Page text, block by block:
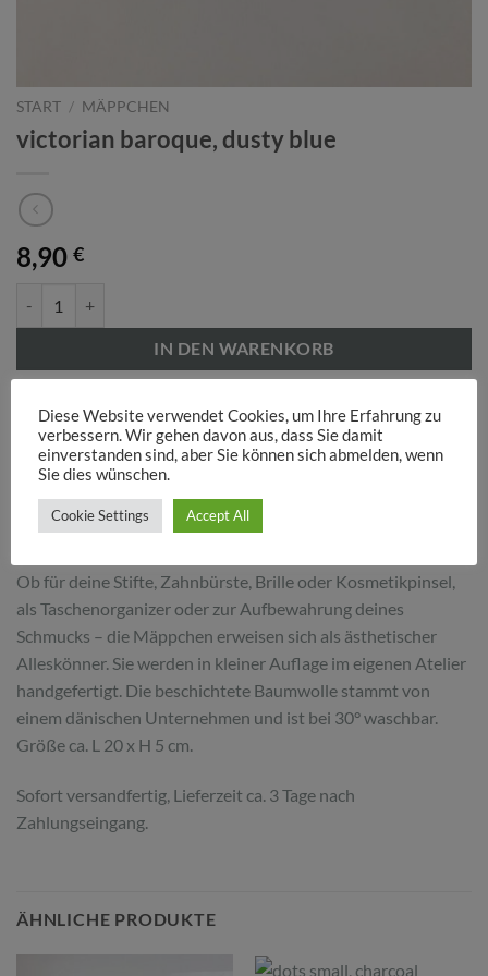
START / MÄPPCHEN
victorian baroque, dusty blue
8,90 €
IN DEN WARENKORB
Kategorie:MÄPPCHEN
Schlagwörter:blau,Blumen
Ob für deine Stifte, Zahnbürste, Brille oder Kosmetikpinsel,
als Taschenorganizer oder zur Aufbewahrung deines
Schmucks – die Mäppchen erweisen sich als ästhetischer
Alleskönner. Sie werden in kleiner Auflage im eigenen Atelier
handgefertigt. Die beschichtete Baumwolle stammt von
einem dänischen Unternehmen und ist bei 30° waschbar.
Größe ca. L 20 x H 5 cm.
Sofort versandfertig, Lieferzeit ca. 3 Tage nach
Zahlungseingang.
ÄHNLICHE PRODUKTE
Diese Website verwendet Cookies, um Ihre Erfahrung zu
verbessern. Wir gehen davon aus, dass Sie damit
einverstanden sind, aber Sie können sich abmelden, wenn
Sie dies wünschen.
Cookie Settings Accept All